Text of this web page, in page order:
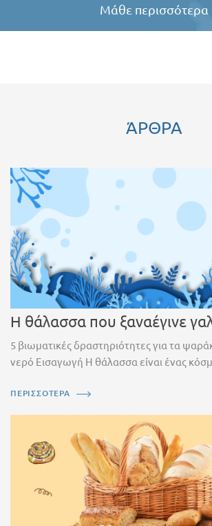
Μάθε περισσότερα
ΆΡΘΡΑ
Η θάλασσα που ξαναέγινε
5 βιωματικές δραστηριότητες για τα
νερό Εισαγωγή Η θάλασσα είναι ένας
ΠΕΡΙΣΣΟΤΕΡΑ